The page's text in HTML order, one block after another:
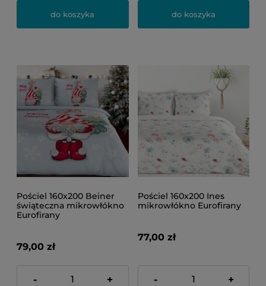
do koszyka do koszyka
Pościel 160x200 Beiner
świąteczna mikrowłókno
Eurofirany
79,00 zł
- +
Pościel 160x200 Ines
mikrowłókno Eurofirany
77,00 zł
- +